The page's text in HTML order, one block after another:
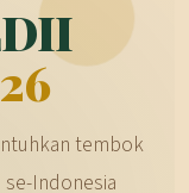
tembok
Indonesia